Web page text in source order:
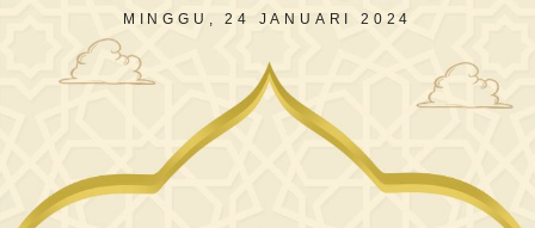
MINGGU, 24 JANUARI 2024